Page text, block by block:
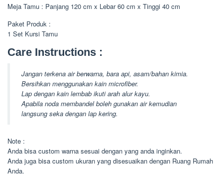
Meja Tamu : Panjang 120 cm x Lebar 60 cm x Tinggi 40 cm
Paket Produk :
1 Set Kursi Tamu
Care Instructions :
Jangan terkena air berwarna, bara api, asam/bahan kimia.
Bersihkan menggunakan kain microfiber.
Lap dengan kain lembab ikuti arah alur kayu.
Apabila noda membandel boleh gunakan air kemudian
langsung seka dengan lap kering.
Note :
Anda bisa custom warna sesuai dengan yang anda inginkan.
Anda juga bisa custom ukuran yang disesuaikan dengan Ruang Rumah
Anda.